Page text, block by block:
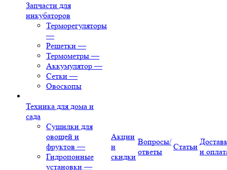
Запчасти для
инкубаторов
Терморегуляторы
—
Решетки —
Термометры —
Аккумулятор —
Сетки —
Овоскопы
Техника для дома и
сада
Сушилки для
овощей и
фруктов —
Гидропонные
установки —
Акции
и
скидки
Вопросы/
ответы
Статьи
и